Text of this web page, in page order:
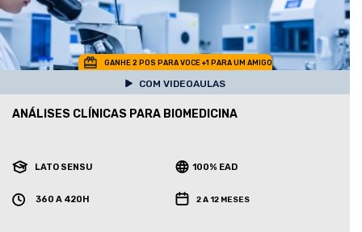
GANHE 2 POS PARA VOCE +1 PARA UM AMIGO
COM VIDEOAULAS
ANÁLISES CLÍNICAS PARA BIOMEDICINA
LATO SENSU 100% EAD
360 A 420H 2 A 12 MESES